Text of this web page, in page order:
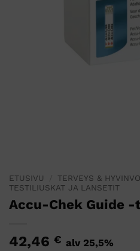
ETUSIVU TERVEYS &
TESTILIUSKAT JA LANSETIT
Accu-Chek Guide
42,46 € alv 25,5%